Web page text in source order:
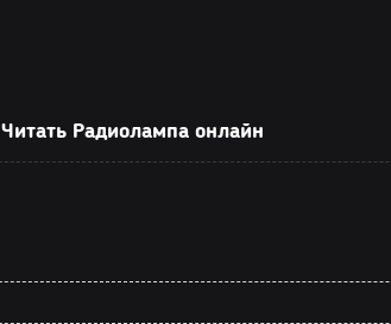
Читать Радиолампа онлайн